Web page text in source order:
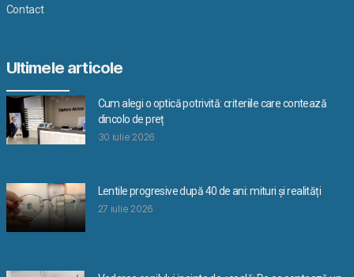
Contact
Ultimele articole
Cum alegi o optică potrivită: criteriile care contează
dincolo de preț
30 iulie 2026
Lentile progresive după 40 de ani: mituri și realități
27 iulie 2026